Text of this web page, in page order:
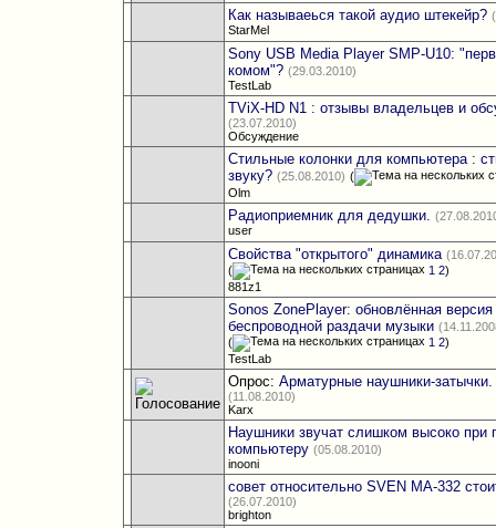
Как называеься такой аудио штекейр?
StarMel
Sony USB Media Player SMP-U10:
комом"? (29.03.2010)
TestLab
TViX-HD N1 : отзывы владельцев и
(23.07.2010)
Обсуждение
Стильные колонки для компьютера :
звуку? (25.08.2010) (
Olm
Радиоприемник для дедушки.
user
Свойства "открытого" динамика
(
1 2)
881z1
Sonos ZonePlayer: обновлённая
беспроводной раздачи музыки
(
1 2)
TestLab
Опрос:Арматурные наушники-
(11.08.2010)
Karx
Наушники звучат слишком высоко при
компьютеру (05.08.2010)
inooni
совет относительно SVEN MA-332
(26.07.2010)
brighton